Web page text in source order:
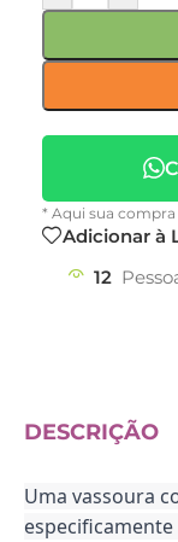
* Aqui sua
Adicionar à
12
DESCRIÇÃO
Uma vassoura